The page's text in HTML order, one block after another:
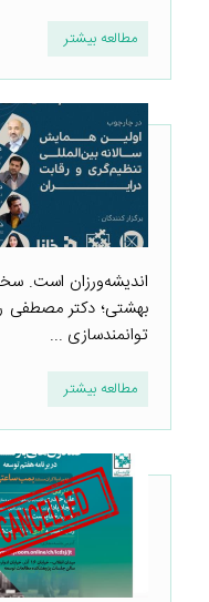
مطالعه بیشتر
اندیشه‌ورزان است.
بهشتی؛ دکتر مصطفی
توانمندسازی ...
مطالعه بیشتر